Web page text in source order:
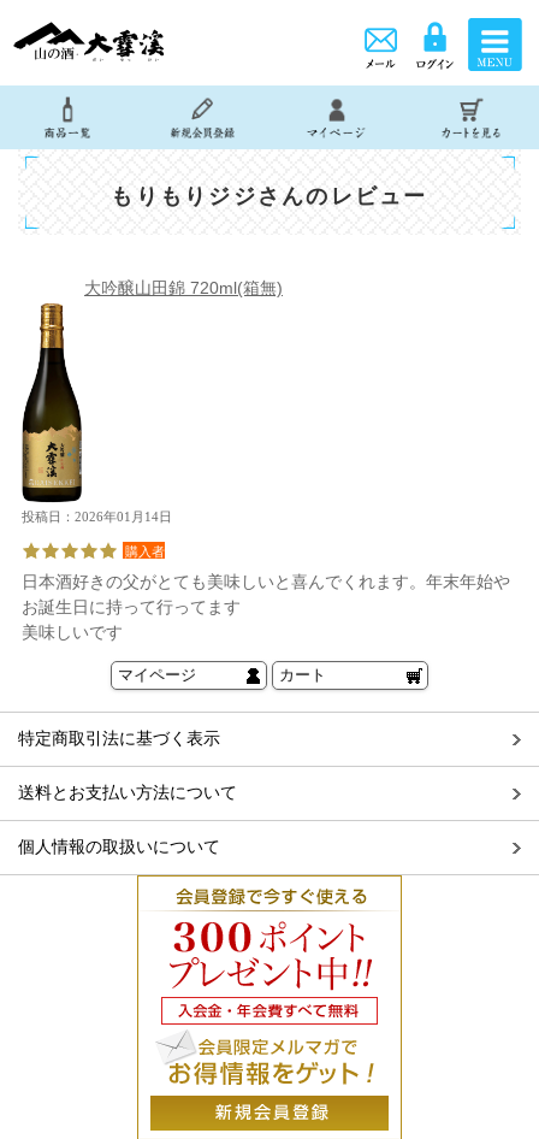
もりもりジジさんのレビュー
大吟醸山田錦 720ml(箱無)
投稿日：2026年01月14日
購入者
日本酒好きの父がとても美味しいと喜んでくれます。年末年始や
お誕生日に持って行ってます
美味しいです
マイページ カート
特定商取引法に基づく表示
送料とお支払い方法について
個人情報の取扱いについて